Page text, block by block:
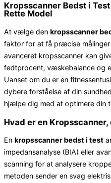
Kropsscanner Bedst i
Rette Model
At vælge den kropsscanner
faktor for at få præcise
avanceret kropsscanner kan
fedtprocent, væskebalance og
Uanset om du er en
dybere forståelse af din
hjælpe dig med at optimere din
Hvad er en
En kropsscanner bedst i test
impedansanalyse (BIA) eller
scanning for at analysere
metoden sender en svag